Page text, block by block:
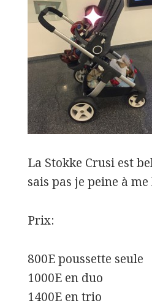
La Stokke Crusi est
sais pas je peine à
Prix:
800E poussette seule
1000E en duo
1400E en trio